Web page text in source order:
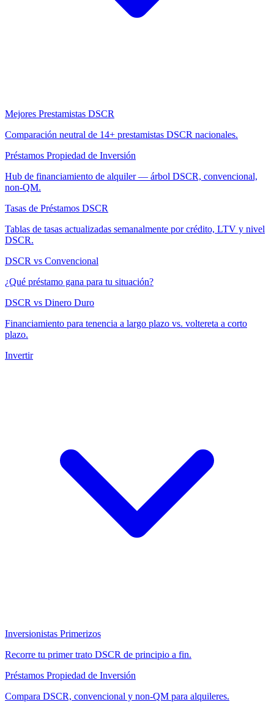
Mejores Prestamistas DSCR
Comparación neutral de 14+ prestamistas DSCR nacionales.
Préstamos Propiedad de Inversión
Hub de financiamiento de alquiler — árbol DSCR, convencional,
non-QM.
Tasas de Préstamos DSCR
Tablas de tasas actualizadas semanalmente por crédito, LTV y nivel
DSCR.
DSCR vs Convencional
¿Qué préstamo gana para tu situación?
DSCR vs Dinero Duro
Financiamiento para tenencia a largo plazo vs. voltereta a corto
plazo.
Invertir
Inversionistas Primerizos
Recorre tu primer trato DSCR de principio a fin.
Préstamos Propiedad de Inversión
Compara DSCR, convencional y non-QM para alquileres.